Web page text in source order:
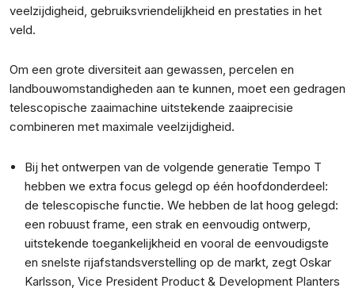
veelzijdigheid, gebruiksvriendelijkheid en prestaties in het
veld.
Om een grote diversiteit aan gewassen, percelen en
landbouwomstandigheden aan te kunnen, moet een gedragen
telescopische zaaimachine uitstekende zaaiprecisie
combineren met maximale veelzijdigheid.
Bij het ontwerpen van de volgende generatie Tempo T
hebben we extra focus gelegd op één hoofdonderdeel:
de telescopische functie. We hebben de lat hoog gelegd:
een robuust frame, een strak en eenvoudig ontwerp,
uitstekende toegankelijkheid en vooral de eenvoudigste
en snelste rijafstandsverstelling op de markt, zegt Oskar
Karlsson, Vice President Product & Development Planters